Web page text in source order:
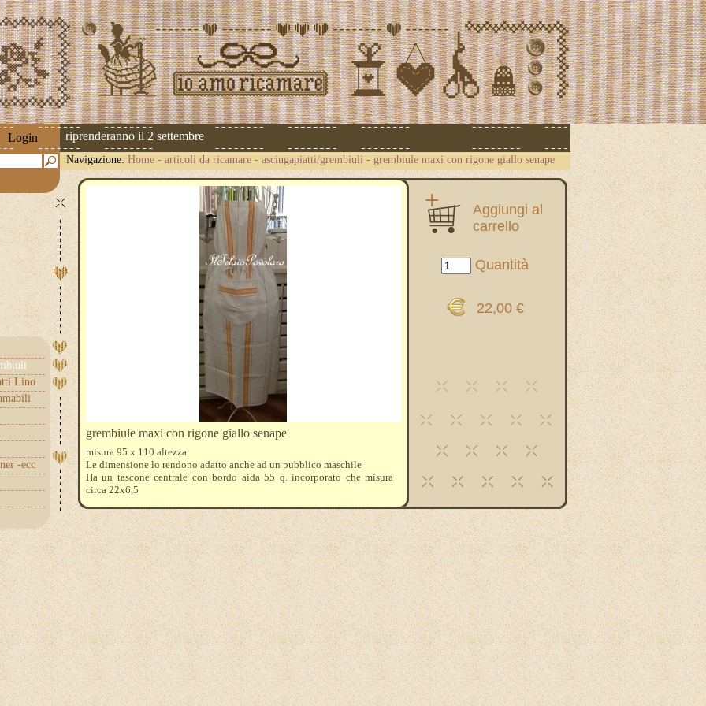
Login riprenderanno il 2 settembre
Navigazione: Home - articoli da ricamare - asciugapiatti/grembiuli - grembiule maxi con rigone giallo senape
Lino
-ecc
Aggiungi al
carrello
Quantità
22,00 €
grembiule maxi con rigone giallo senape
misura 95 x 110 altezza
Le dimensione lo rendono adatto anche ad un pubblico maschile
Ha un tascone centrale con bordo aida 55 q. incorporato che misura
circa 22x6,5